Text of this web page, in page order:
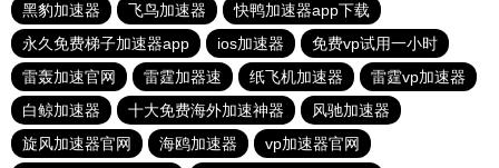
黑豹加速器
飞鸟加速器
快鸭加速器app下载
永久免费梯子加速器app
ios加速器
免费vp试用一小时
雷轰加速官网
雷霆加器速 纸飞机加速器
雷霆vp加速器
白鲸加速器
十大免费海外加速神器
风驰加速器
旋风加速器官网
海鸥加速器 vp加速器官网